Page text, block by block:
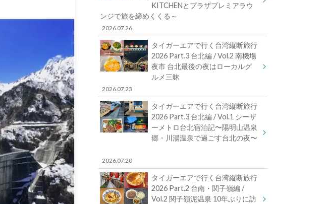
KITCHENとプラザプレミアラウ
ンジで旅を締めくくる～
2026.07.26
タイガーエアで行く台湾縦断旅行
2026 Part.3 台北編 / Vol.2 南機場
夜市 台北最後の夜はローカルグ
ルメ三昧
2026.07.23
タイガーエアで行く台湾縦断旅行
2026 Part.3 台北編 / Vol.1 シーザ
ーメトロ台北宿泊記〜陽明山温泉
郷・川湯温泉で過ごす台北の夜〜
2026.07.20
タイガーエアで行く台湾縦断旅行
2026 Part.2 台南・関子嶺編 /
Vol.2 関子嶺泥温泉 10年ぶりに訪